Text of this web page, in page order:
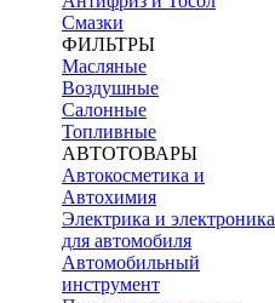
Смазки
ФИЛЬТРЫ
Масляные
Воздушные
Салонные
Топливные
АВТОТОВАРЫ
Автокосметика и
Автохимия
Электрика и электроника
для автомобиля
Автомобильный
инструмент